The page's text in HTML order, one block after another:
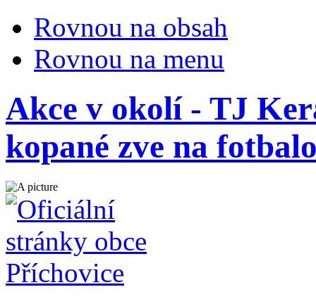
Rovnou na obsah
Rovnou na menu
Akce v okolí - TJ
kopané zve na